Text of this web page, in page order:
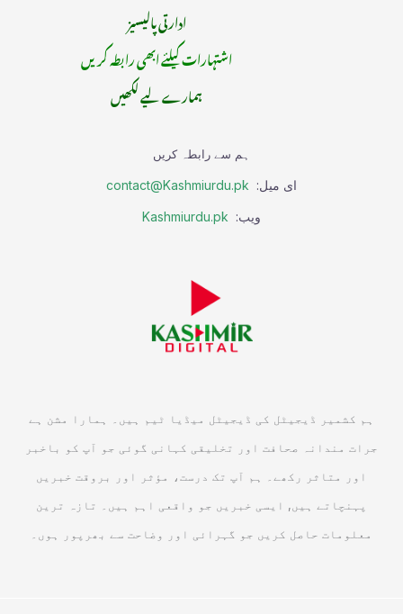
ادارتی پالیسیز
اشتہارات کیلئے ابھی رابطہ کریں
ہمارے لیے لکھیں
ہم سے رابطہ کریں
ای میل: contact@Kashmiurdu.pk
ویب: Kashmiurdu.pk
ہم کشمیر ڈیجیٹل کی ڈیجیٹل میڈیا ٹیم ہیں۔ ہمارا مشن ہے
جرات مندانہ صحافت اور تخلیقی کہانی گوئی جو آپ کو باخبر
اور متاثر رکھے۔ ہم آپ تک درست، مؤثر اور بروقت خبریں
پہنچاتے ہیں, ایسی خبریں جو واقعی اہم ہیں۔ تازہ ترین
معلومات حاصل کریں جو گہرائی اور وضاحت سے بھرپور ہوں۔